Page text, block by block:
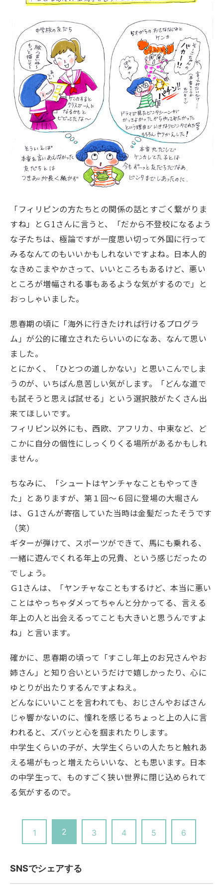
「フィリピンの方たちとの関係の話とすごく繋がりま
すね」とＧ1さんに言うと、「だから不登校になるよう
な子たちは、極論ですが一度思い切って外国に行って
みるなんてのもいいかもしれないですよね。日本人的
なきめこまやかさって、いいところもあるけど、悪い
ところが増幅される事もあるような気がするので」と
おっしゃいました。
思春期の頃に「海外に行きたければ行けるプログラ
ム」が公的に確立されたらいいのになあ、なんて思い
ました。
とにかく、「ひとつの道しかない」と思いこんでしま
うのが、いちばん息苦しい気がします。「どんな道で
も試そうと思えば試せる」という選択肢がたくさん出
来てほしいです。
フィリピン以外にも、西欧、アフリカ、中東など、ど
こかに自分の個性にしっくりくる場所があるかもしれ
ません。
ちなみに、「シュートはヤンチャなこともやってき
た」とありますが、第１回〜６回に登場の大堀さん
は、Ｇ1さんが寄宿していた当時は金髪だったそうです
（笑）
ギターが弾けて、スポーツができて、馬にも乗れる、
一緒に遊んでくれる年上の兄貴、という感じだったの
でしょう。
Ｇ1さんは、「ヤンチャなこともするけど、本当に悪い
ことはやっちゃダメってちゃんと分かってる、言える
年上の人と出会えるってことも大きいと思うんですよ
ね」と言います。
確かに、思春期の頃って「すこし年上のお兄さんやお
姉さん」と知り合いというだけで嬉しかったり、心に
ゆとりが出たりするんですよねえ。
どんなにいいことを言われても、おじさんやおばさん
じゃ響かないのに、憧れを感じるちょっと上の人に言
われると、ズバッと心を掴まれたりします。
中学生くらいの子が、大学生くらいの人たちと触れあ
える場がもっと増えたらいいな、とも思います。日本
の中学生って、ものすごく狭い世界に閉じ込められて
る気がするので。
1 2 3 4 5 6
SNSでシェアする